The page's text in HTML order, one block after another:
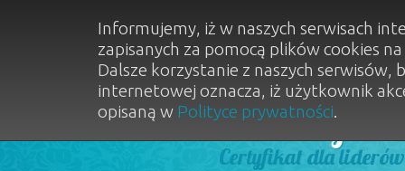
Dobry
Certyfikat dla
Informujemy, iż w naszych serwisach
zapisanych za pomocą plików cookies
Dalsze korzystanie z naszych
internetowej oznacza, iż użytkownik
opisaną w Polityce prywatności.